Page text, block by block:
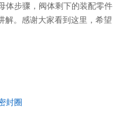
体步骤，阀体剩下的装配零件
解。感谢大家看到这里，希望
封圈